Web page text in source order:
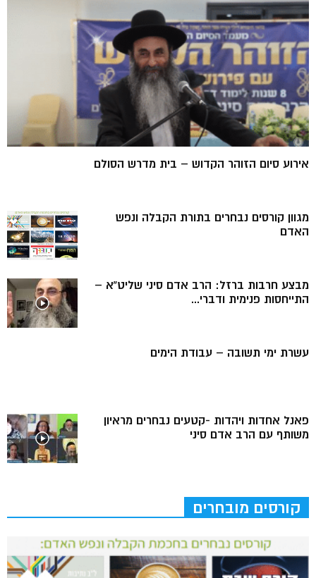
אירוע סיום הזוהר הקדוש – בית מדרש הסולם
מגוון קורסים נבחרים בתורת הקבלה ונפש
האדם
מבצע חרבות ברזל: הרב אדם סיני שליט”א –
התייחסות פנימית ודברי...
עשרת ימי תשובה – עבודת הימים
פאנל אחדות ויהדות -קטעים נבחרים מראיון
משותף עם הרב אדם סיני
קורסים מובחרים